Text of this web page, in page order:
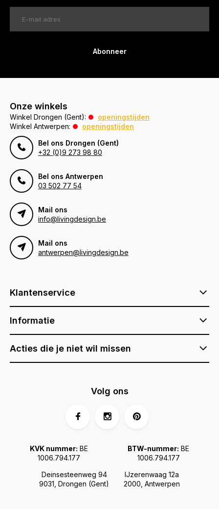
Abonneer
Onze winkels
Winkel Drongen (Gent):
openingstijden
Winkel Antwerpen:
openingstijden
Bel ons Drongen (Gent)
+32 (0)9 273 98 80
Bel ons Antwerpen
03 502 77 54
Mail ons
info@livingdesign.be
Mail ons
antwerpen@livingdesign.be
Klantenservice
Informatie
Acties die je niet wil missen
Deinsesteenweg 94
9031, Drongen (Gent)
IJzerenwaag 12a
2000, Antwerpen
KVK nummer: BE
1006.794.177
BTW-nummer: BE
1006.794.177
Volg ons